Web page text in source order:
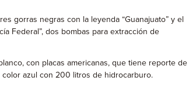
gorras negras con la leyenda “Guanajuato” y el
Federal”, dos bombas para extracción de
con placas americanas, que tiene reporte de
color azul con 200 litros de hidrocarburo.